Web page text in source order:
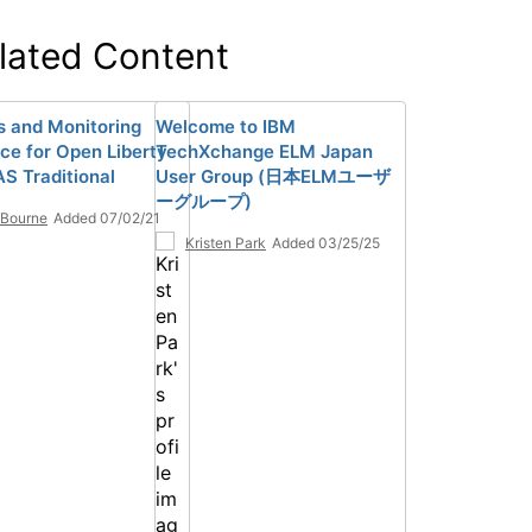
Content
and Monitoring
for Open Liberty
Traditional
Added 07/02/21
Welcome to IBM
TechXchange ELM Japan
User Group (日本ELMユーザ
ーグループ)
Kristen Park Added 03/25/25